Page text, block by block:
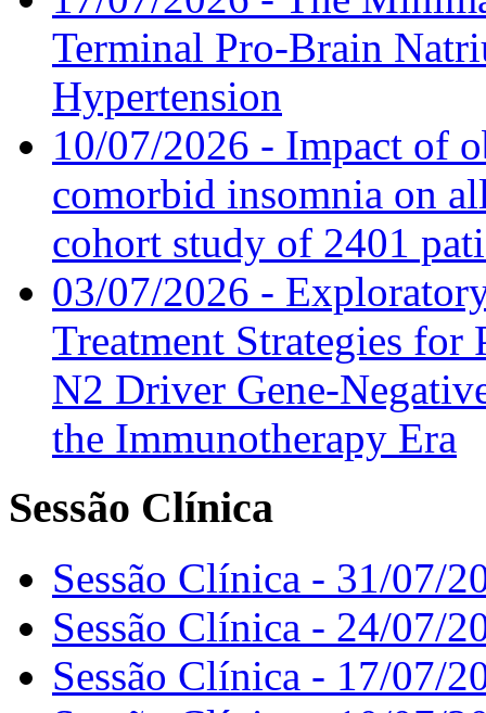
Terminal Pro-Brain
Hypertension
10/07/2026 - Impact of
comorbid insomnia on
cohort study of 2401
03/07/2026 -
Treatment Strategies for
N2 Driver Gene-
the Immunotherapy Era
Sessão Clínica
Sessão Clínica - 31/07/
Sessão Clínica - 24/07/
Sessão Clínica - 17/07/